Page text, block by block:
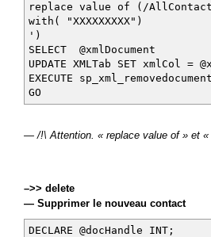
replace value of (/
with( "XXXXXXXXX")
')
SELECT @xmlDocument
UPDATE XMLTab SET xmlCol =
EXECUTE
GO
— /!\ Attention. « replace value of » et
–>> delete
— Supprimer le nouveau contact
DECLARE @docHandle INT;